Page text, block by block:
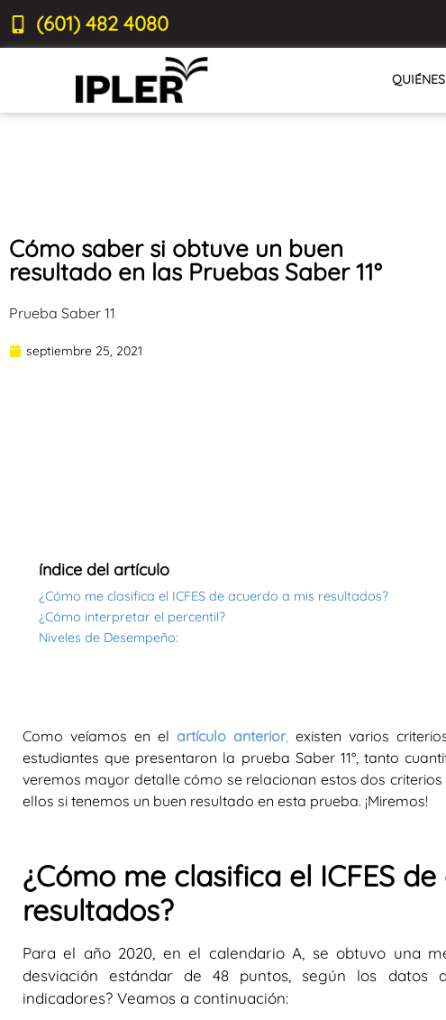
(601) 482 4080
Cómo saber si obtuve un buen
resultado en las Pruebas Saber 11°
Prueba Saber 11
septiembre 25, 2021
índice del artículo
¿Cómo me clasifica el ICFES de acuerdo a mis resultados?
¿Cómo interpretar el percentil?
Niveles de Desempeño:
Como veíamos en elartículo anterior, existen varios
estudiantes que presentaron la prueba Saber 11°, tanto
veremos mayor detalle cómo se relacionan estos dos
ellos si tenemos un buen resultado en esta prueba. ¡Miremos!
¿Cómo me clasifica el ICFES
resultados?
Para el año 2020, en el calendario A, se obtuvo una
desviación estándar de 48 puntos, según los datos
indicadores? Veamos a continuación: